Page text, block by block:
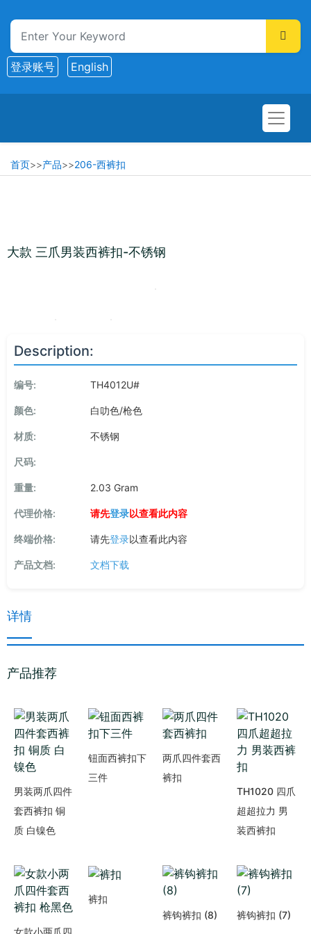
登录账号 English
首页>>产品>>206-西裤扣
大款 三爪男装西裤扣-不锈钢
Description:
编号: TH4012U#
颜色: 白叻色/枪色
材质: 不锈钢
尺码:
重量: 2.03 Gram
代理价格: 请先登录以查看此内容
终端价格: 请先登录以查看此内容
产品文档: 文档下载
详情
产品推荐
男装两爪四件
套西裤扣 铜
质 白镍色
钮面西裤扣下
三件
两爪四件套西
裤扣
TH1020 四爪
超超拉力 男
装西裤扣
女款小两爪四
裤扣
裤钩裤扣 (8)
裤钩裤扣 (7)